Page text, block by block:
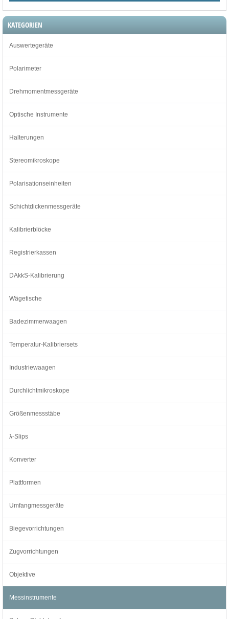
KATEGORIEN
Auswertegeräte
Polarimeter
Drehmomentmessgeräte
Optische Instrumente
Halterungen
Stereomikroskope
Polarisationseinheiten
Schichtdickenmessgeräte
Kalibrierblöcke
Registrierkassen
DAkkS-Kalibrierung
Wägetische
Badezimmerwaagen
Temperatur-Kalibriersets
Industriewaagen
Durchlichtmikroskope
Größenmessstäbe
λ-Slips
Konverter
Plattformen
Umfangmessgeräte
Biegevorrichtungen
Zugvorrichtungen
Objektive
Messinstrumente